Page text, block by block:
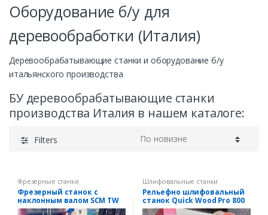
Оборудование б/у для
деревообработки (Италия)
Деревообрабатывающие станки и оборудование б/у
итальянского производства
БУ деревообрабатывающие станки
производства Италия в нашем каталоге:
Filters
Фрезерные станки
Фрезерный станок с
наклонным валом SCM TW
45S
Шлифовальные станки
Рельефно шлифовальный
станок Quick Wood Pro 800